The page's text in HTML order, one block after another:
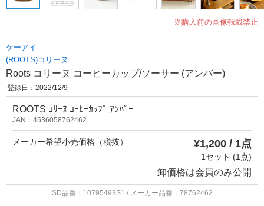
※購入前の画像転載禁止
ケーアイ
(ROOTS)コリーヌ
Roots コリーヌ コーヒーカップ/ソーサー (アンバー)
登録日：2022/12/9
ROOTS ｺﾘｰﾇ ｺｰﾋｰｶｯﾌﾟ ｱﾝﾊﾞｰ
JAN：4536058762462
メーカー希望小売価格（税抜） ¥1,200 / 1点
1セット (1点)
卸価格は会員のみ公開
SD品番：10795493S1 / メーカー品番：78762462